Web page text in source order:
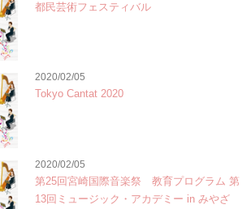
都民芸術フェスティバル
2020/02/05
Tokyo Cantat 2020
2020/02/05
第25回宮崎国際音楽祭 教育プログラム 第
13回ミュージック・アカデミー in みやざ